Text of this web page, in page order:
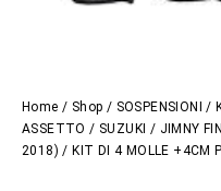
Home / Shop / SOSPENSIONI /
ASSETTO / SUZUKI / JIMNY
2018) / KIT DI 4 MOLLE +4CM